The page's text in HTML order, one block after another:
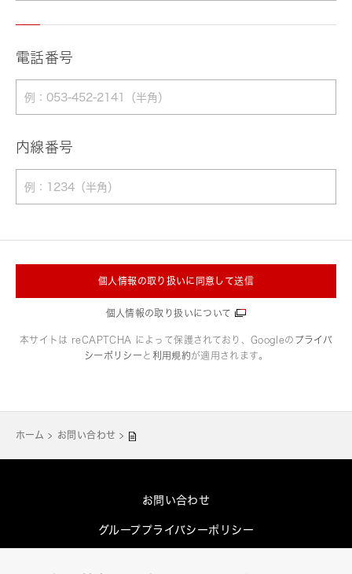
電話番号
内線番号
個人情報の取り扱いに同意して送信
個人情報の取り扱いについて
本サイトは reCAPTCHA によって保護されており、Googleの プライバ
シーポリシー と 利用規約が適用されます。
ホーム お問い合わせ
お問い合わせ
グループプライバシーポリシー